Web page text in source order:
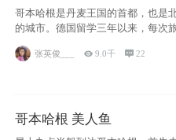
哥本哈根是丹麦王国的首都，也是
的城市。德国留学三年以来，每次旅
张英俊___ 9.0千 22
哥本哈根 美人鱼